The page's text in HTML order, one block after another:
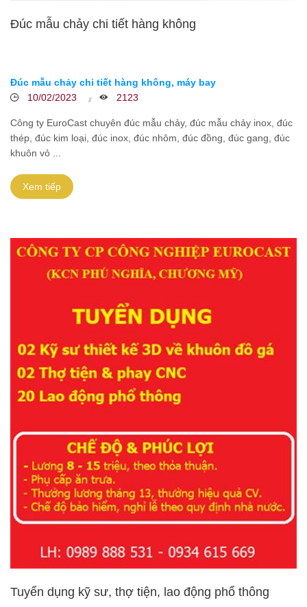
Đúc mẫu chảy chi tiết hàng không
Đúc mẫu chảy chi tiết hàng không, máy bay
10/02/2023
2123
Công ty EuroCast chuyên đúc mẫu chảy, đúc mẫu chảy inox, đúc
thép, đúc kim loại, đúc inox, đúc nhôm, đúc đồng, đúc gang, đúc
khuôn vỏ ...
Xem tiếp
Tuyển dụng kỹ sư, thợ tiện, lao động phổ thông